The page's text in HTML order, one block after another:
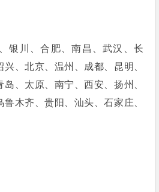
银川、合肥、南昌、武汉、长
、北京、温州、成都、昆明、
、太原、南宁、西安、扬州、
木齐、贵阳、汕头、石家庄、